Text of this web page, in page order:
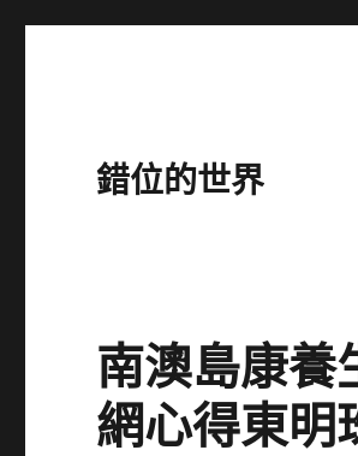
錯位的世界
南澳島康養
網心得東明